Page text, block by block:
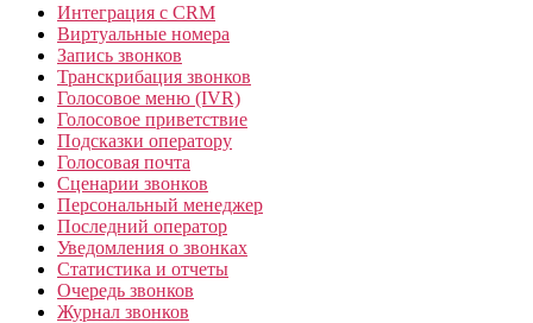
Интеграция с CRM
Виртуальные номера
Запись звонков
Транскрибация звонков
Голосовое меню (IVR)
Голосовое приветствие
Подсказки оператору
Голосовая почта
Сценарии звонков
Персональный менеджер
Последний оператор
Уведомления о звонках
Статистика и отчеты
Очередь звонков
Журнал звонков